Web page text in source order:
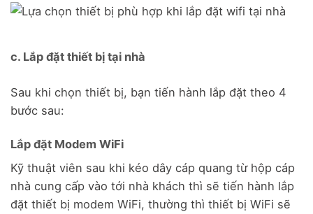
c. Lắp đặt thiết bị tại nhà
Sau khi chọn thiết bị, bạn tiến hành lắp đặt theo 4
bước sau:
Lắp đặt Modem WiFi
Kỹ thuật viên sau khi kéo dây cáp quang từ hộp cáp
nhà cung cấp vào tới nhà khách thì sẽ tiến hành lắp
đặt thiết bị modem WiFi, thường thì thiết bị WiFi sẽ